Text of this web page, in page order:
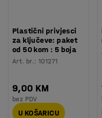
Montaža: Dolazi
Testirano: EN 15372
Plastični privjesci
za ključeve: paket
od 50 kom : 5 boja
Art. br.:101271
9,00 KM
bez PDV
U KOŠARICU